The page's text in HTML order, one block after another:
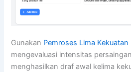
Gunakan Pemroses Lima Kekuatan
mengevaluasi intensitas
menghasilkan draf awal kelima